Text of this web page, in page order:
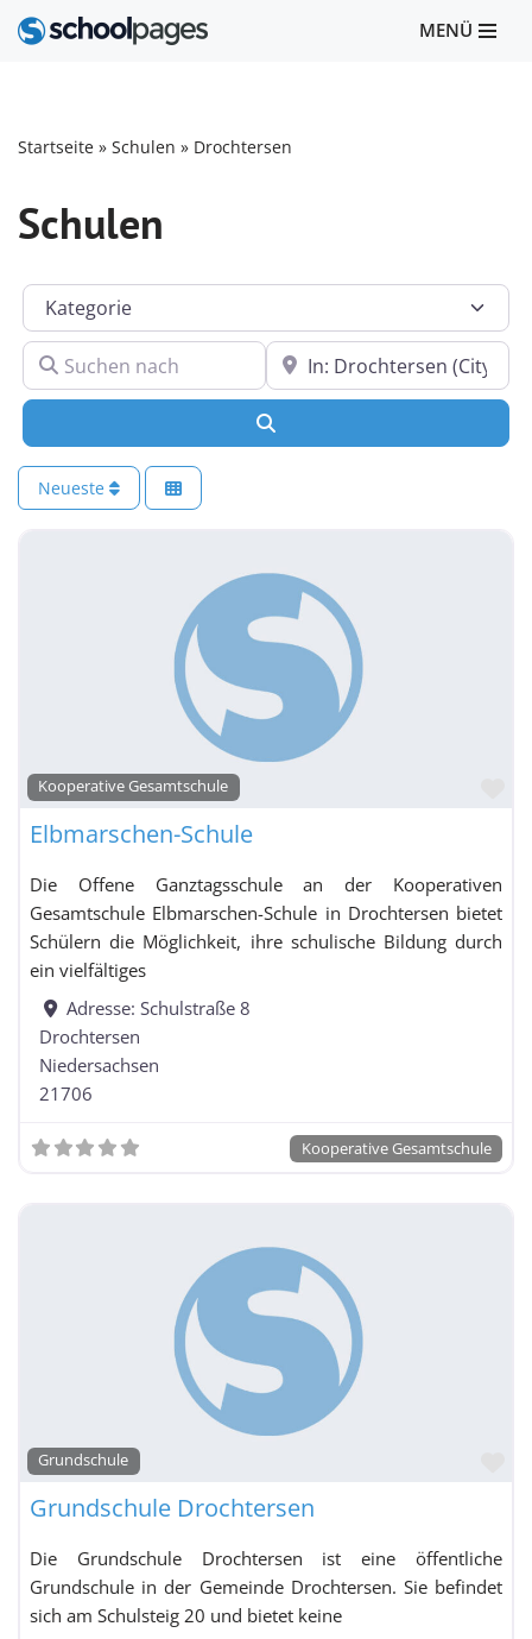
MENÜ
Startseite » Schulen » Drochtersen
Schulen
Kategorie
Suchen nach In der Nähe
Neueste
Kooperative Gesamtschule
Elbmarschen-Schule
Die Offene Ganztagsschule an der Kooperativen
Gesamtschule Elbmarschen-Schule in Drochtersen bietet
Schülern die Möglichkeit, ihre schulische Bildung durch
ein vielfältiges
Adresse: Schulstraße 8
Drochtersen
Niedersachsen
21706
Kooperative Gesamtschule
Grundschule
Grundschule Drochtersen
Die Grundschule Drochtersen ist eine öffentliche
Grundschule in der Gemeinde Drochtersen. Sie befindet
sich am Schulsteig 20 und bietet keine